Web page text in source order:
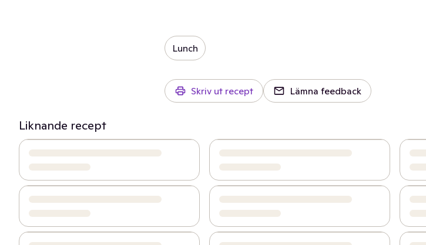
Lunch
Skriv ut recept Lämna feedback
Liknande recept